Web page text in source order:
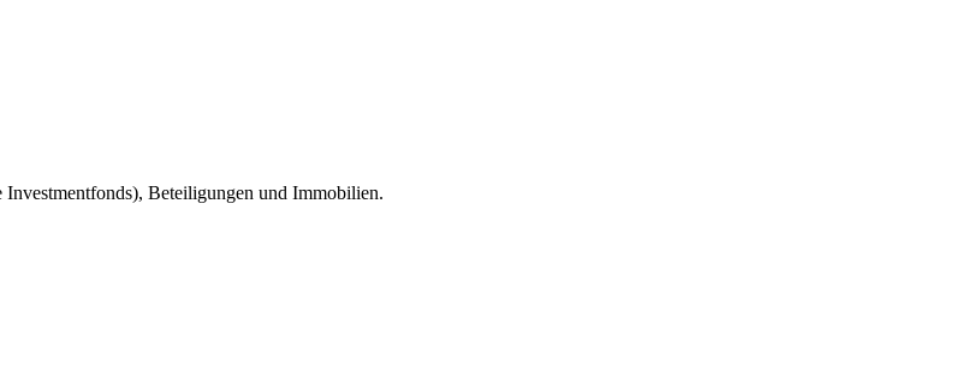
Beteiligungen und Immobilien.